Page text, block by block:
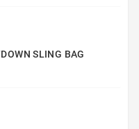
SLING BAG